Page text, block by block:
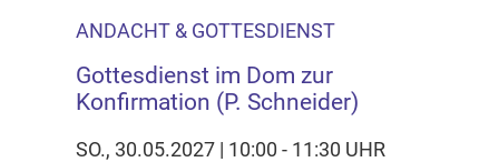
ANDACHT & GOTTESDIENST
Gottesdienst im Dom zur
Konfirmation (P. Schneider)
SO., 30.05.2027 | 10:00 - 11:30 UHR